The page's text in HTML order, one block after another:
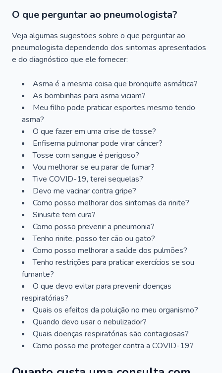
O que perguntar ao pneumologista?
Veja algumas sugestões sobre o que perguntar ao
pneumologista dependendo dos sintomas apresentados
e do diagnóstico que ele fornecer:
Asma é a mesma coisa que bronquite asmática?
As bombinhas para asma viciam?
Meu filho pode praticar esportes mesmo tendo
asma?
O que fazer em uma crise de tosse?
Enfisema pulmonar pode virar câncer?
Tosse com sangue é perigoso?
Vou melhorar se eu parar de fumar?
Tive COVID-19, terei sequelas?
Devo me vacinar contra gripe?
Como posso melhorar dos sintomas da rinite?
Sinusite tem cura?
Como posso prevenir a pneumonia?
Tenho rinite, posso ter cão ou gato?
Como posso melhorar a saúde dos pulmões?
Tenho restrições para praticar exercícios se sou
fumante?
O que devo evitar para prevenir doenças
respiratórias?
Quais os efeitos da poluição no meu organismo?
Quando devo usar o nebulizador?
Quais doenças respiratórias são contagiosas?
Como posso me proteger contra a COVID-19?